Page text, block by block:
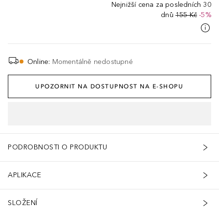
Nejnižší cena za posledních 30
dnů 155 Kč -5%
Online: Momentálně nedostupné
UPOZORNIT NA DOSTUPNOST NA E-SHOPU
PODROBNOSTI O PRODUKTU
APLIKACE
SLOŽENÍ